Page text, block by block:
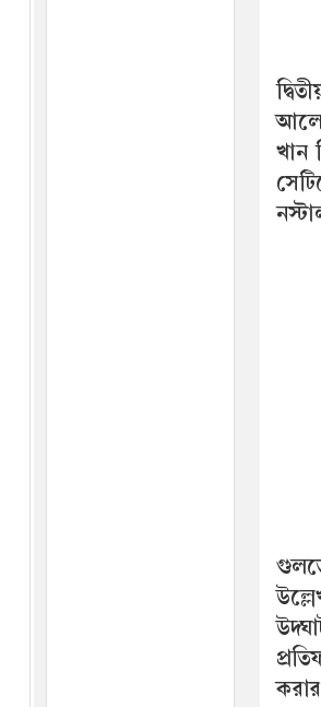
খান